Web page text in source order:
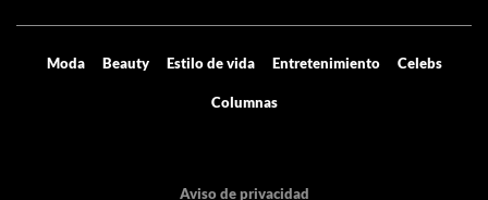
Moda Beauty Estilo de vida Entretenimiento Celebs
Columnas
Aviso de privacidad